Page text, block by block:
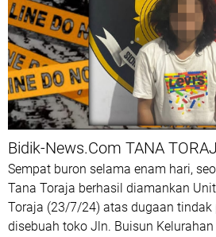
Bidik-News.Com TANA
Sempat buron selama enam hari,
Tana Toraja berhasil diamankan
Toraja (23/7/24) atas dugaan tindak
disebuah toko Jln. Buisun